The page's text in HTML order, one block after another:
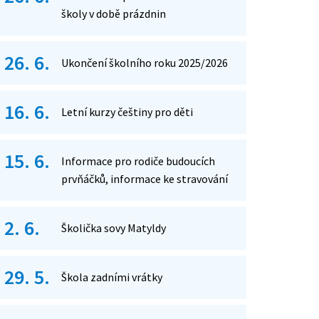
školy v době prázdnin
26. 6. Ukončení školního roku 2025/2026
16. 6. Letní kurzy češtiny pro děti
15. 6.
Informace pro rodiče budoucích
prvňáčků, informace ke stravování
2. 6. Školička sovy Matyldy
29. 5. Škola zadními vrátky